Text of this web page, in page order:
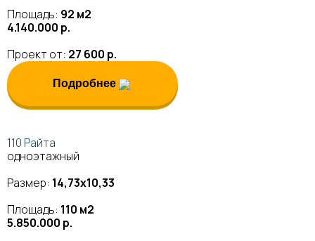
Площадь: 92 м2
4.140.000 р.
Проект от: 27 600 р.
Подробнее
110 Райта
одноэтажный
Размер: 14,73х10,33
Площадь: 110 м2
5.850.000 р.